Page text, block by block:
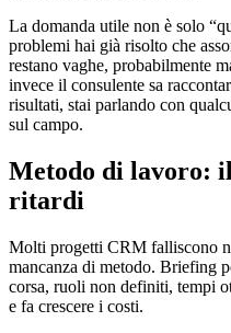
La domanda utile non è solo
problemi hai già risolto che
restano vaghe, probabilmente
invece il consulente sa
risultati, stai parlando con
sul campo.
Metodo di lavoro:
ritardi
Molti progetti CRM falliscono
mancanza di metodo. Briefing
corsa, ruoli non definiti, tempi
e fa crescere i costi.